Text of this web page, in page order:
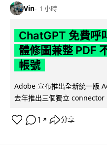
Vin 1 小時
ChatGPT 免費呼
體修圖兼整 PDF
帳號
Adobe 宣布推出全新統一版
去年推出三個獨立
1 ↗ 分享